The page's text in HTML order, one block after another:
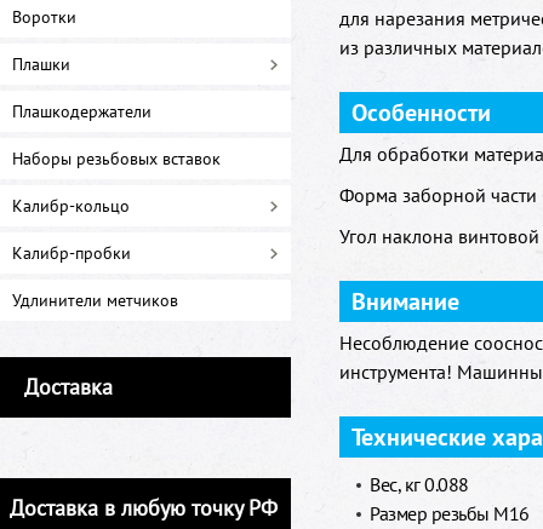
Воротки
Плашки
Плашкодержатели
Наборы резьбовых вставок
Калибр-кольцо
Калибр-пробки
Удлинители метчиков
Доставка
Доставка в любую точку РФ
для нарезания
из различных
Особенности
Для обработки
Форма заборной части
Угол наклона
Внимание
Несоблюдение
инструмента!
Технические
Вес, кг 0.088
Размер резьбы M16